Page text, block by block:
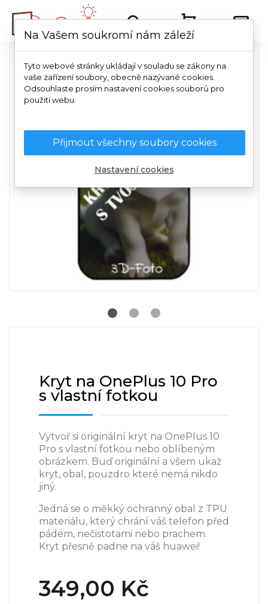
Kryt na OnePlus 10 Pro
s vlastní fotkou
Vytvoř si originální kryt na OnePlus 10
Pro s vlastní fotkou nebo oblíbeným
obrázkem. Buď originální a všem ukaž
kryt, obal, pouzdro které nemá nikdo
jiný.
Jedná se o měkký ochranný obal z TPU
materiálu, který chrání váš telefon před
pádem, nečistotami nebo prachem.
Kryt přesně padne na váš huawei!
349,00 Kč
Na Vašem soukromí nám záleží
Tyto webové stránky ukládají v souladu se zákony na
vaše zařízení soubory, obecně nazývané cookies.
Odsouhlaste prosím nastavení cookies souborů pro
použití webu.
Přijmout všechny soubory cookies
Nastavení cookies